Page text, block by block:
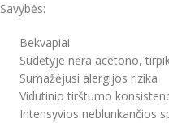
Savybės:
Bekvapiai
Sudėtyje nėra acetono,
Sumažėjusi alergijos rizika
Vidutinio tirštumo
Intensyvios neblunkančios